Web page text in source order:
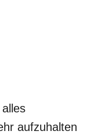
aufzuhalten